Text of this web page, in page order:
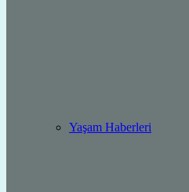
Yaşam Haberleri